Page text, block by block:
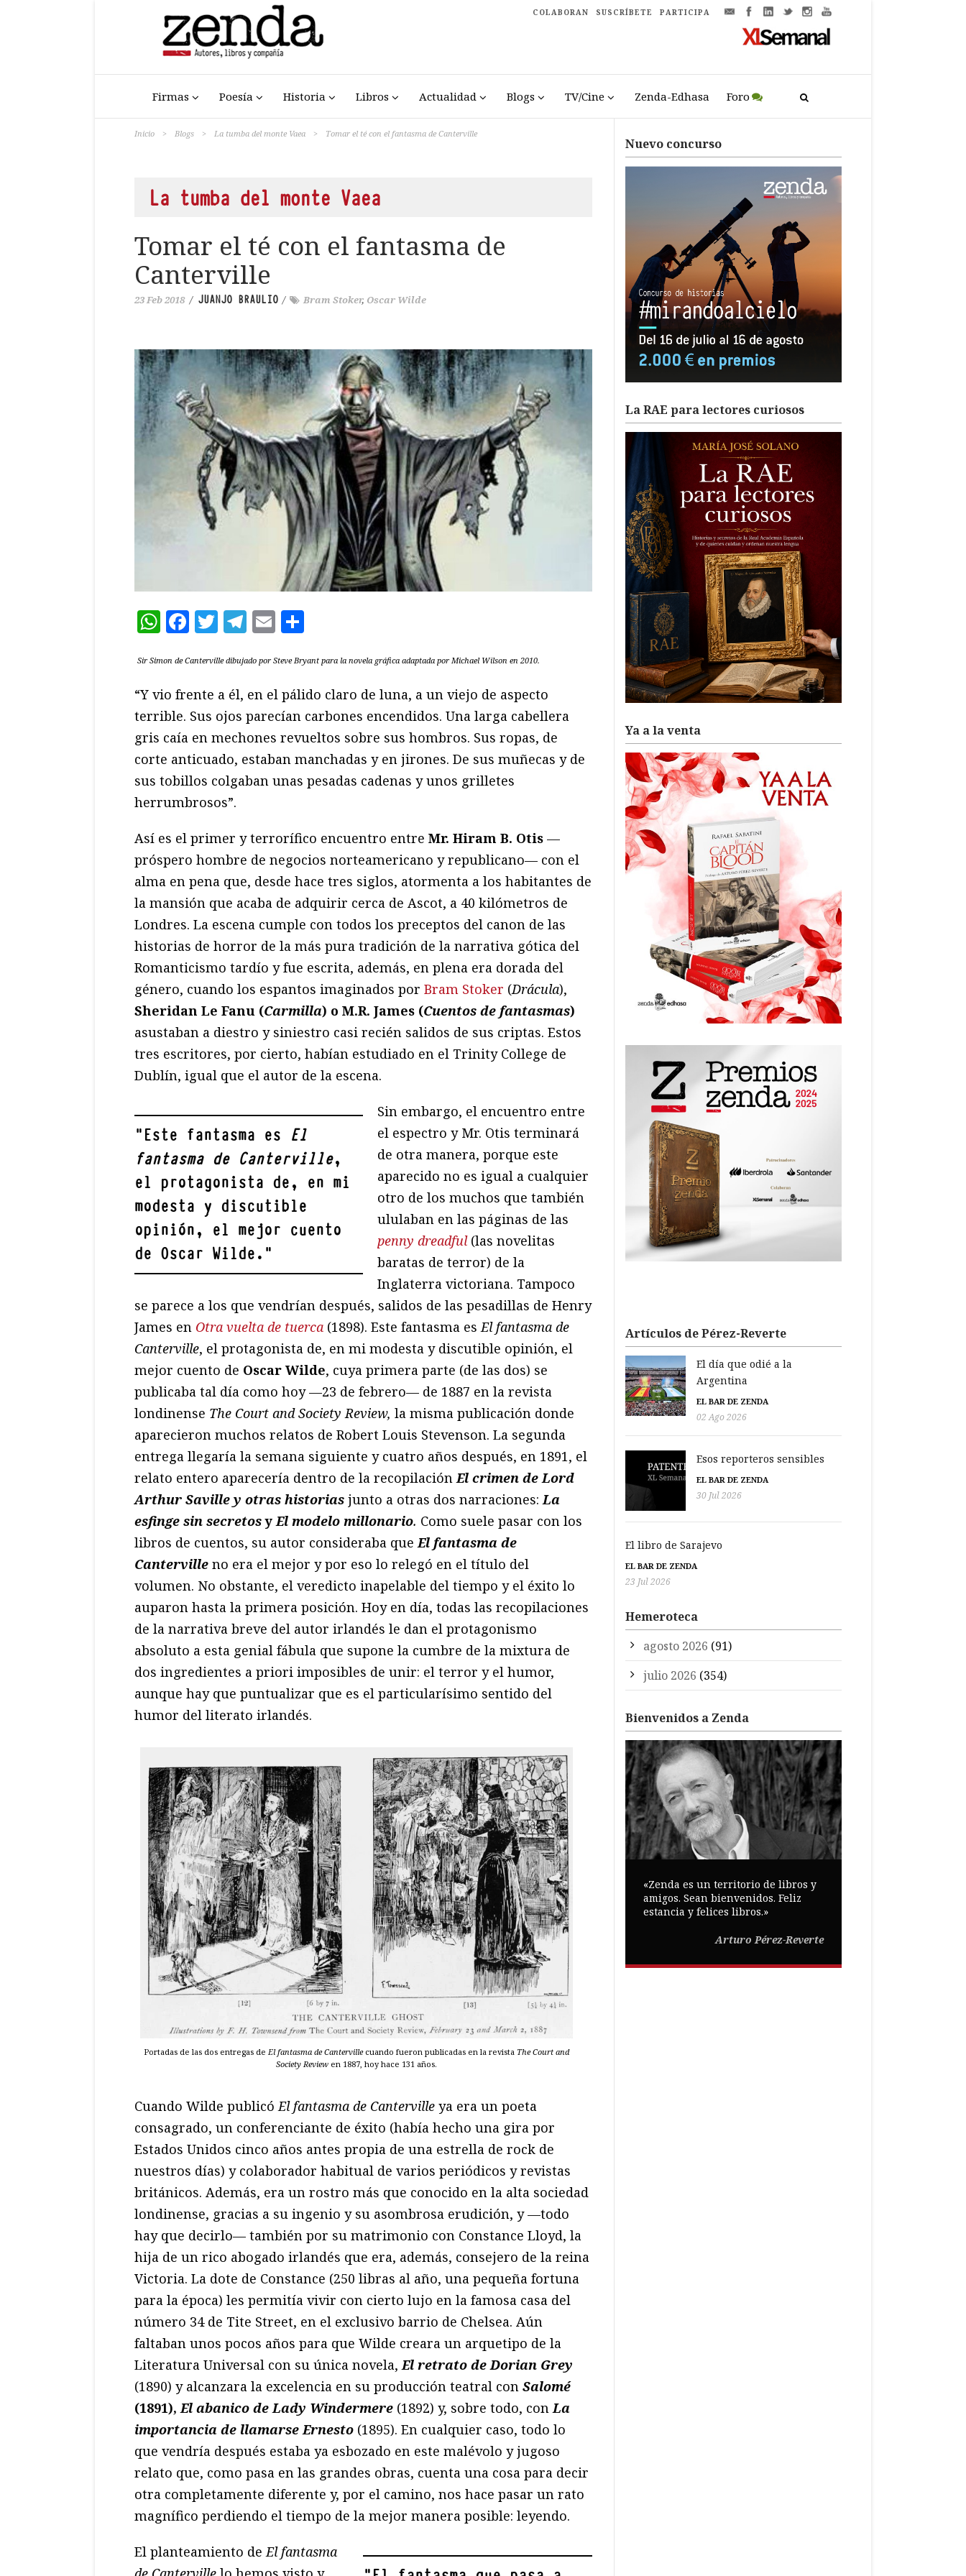
COLABORAN SUSCRÍBETE PARTICIPA
Firmas Poesía Historia Libros Actualidad Blogs TV/Cine Zenda-Edhasa Foro
Inicio > Blogs > La tumba del monte Vaea > Tomar el té con el fantasma de Canterville
La tumba del monte Vaea
Tomar el té con el fantasma de
Canterville
23 Feb 2018 / JUANJO BRAULIO / Bram Stoker, Oscar Wilde
WhatsApp
Facebook
Twitter
Telegram
Email
Sir Simon de Canterville dibujado por Steve Bryant para la novela gráfica adaptada por Michael Wilson en 2010.
“Y vio frente a él, en el pálido claro de luna, a un viejo de aspecto
terrible. Sus ojos parecían carbones encendidos. Una larga cabellera
gris caía en mechones revueltos sobre sus hombros. Sus ropas, de
corte anticuado, estaban manchadas y en jirones. De sus muñecas y de
sus tobillos colgaban unas pesadas cadenas y unos grilletes
herrumbrosos”.
Así es el primer y terrorífico encuentro entre Mr. Hiram B. Otis —
próspero hombre de negocios norteamericano y republicano— con el
alma en pena que, desde hace tres siglos, atormenta a los habitantes de
la mansión que acaba de adquirir cerca de Ascot, a 40 kilómetros de
Londres. La escena cumple con todos los preceptos del canon de las
historias de horror de la más pura tradición de la narrativa gótica del
Romanticismo tardío y fue escrita, además, en plena era dorada del
género, cuando los espantos imaginados por Bram Stoker (Drácula),
Sheridan Le Fanu (Carmilla) o M.R. James (Cuentos de fantasmas)
asustaban a diestro y siniestro casi recién salidos de sus criptas. Estos
tres escritores, por cierto, habían estudiado en el Trinity College de
Dublín, igual que el autor de la escena.
"Este fantasma es El
fantasma de Canterville,
el protagonista de, en mi
modesta y discutible
opinión, el mejor cuento
de Oscar Wilde. "
Sin embargo, el encuentro entre
el espectro y Mr. Otis terminará
de otra manera, porque este
aparecido no es igual a cualquier
otro de los muchos que también
ululaban en las páginas de las
penny dreadful(las novelitas
baratas de terror) de la
Inglaterra victoriana. Tampoco
se parece a los que vendrían después, salidos de las pesadillas de Henry
James en Otra vuelta de tuerca (1898). Este fantasma es El fantasma de
Canterville, el protagonista de, en mi modesta y discutible opinión, el
mejor cuento de Oscar Wilde, cuya primera parte (de las dos) se
publicaba tal día como hoy —23 de febrero— de 1887 en la revista
londinense The Court and Society Review, la misma publicación donde
aparecieron muchos relatos de Robert Louis Stevenson. La segunda
entrega llegaría la semana siguiente y cuatro años después, en 1891, el
relato entero aparecería dentro de la recopilación El crimen de Lord
Arthur Saville y otras historias junto a otras dos narraciones: La
esfinge sin secretosy El modelo millonario. Como suele pasar con los
libros de cuentos, su autor consideraba que El fantasma de
Canterville no era el mejor y por eso lo relegó en el título del
volumen. No obstante, el veredicto inapelable del tiempo y el éxito lo
auparon hasta la primera posición. Hoy en día, todas las recopilaciones
de la narrativa breve del autor irlandés le dan el protagonismo
absoluto a esta genial fábula que supone la cumbre de la mixtura de
dos ingredientes a priori imposibles de unir: el terror y el humor,
aunque hay que puntualizar que es el particularísimo sentido del
humor del literato irlandés.
Portadas de las dos entregas de El fantasma de Cantervillecuando fueron publicadas en la revista The Court and
Society Reviewen 1887, hoy hace 131 años.
Cuando Wilde publicóEl fantasma de Canterville ya era un poeta
consagrado, un conferenciante de éxito (había hecho una gira por
Estados Unidos cinco años antes propia de una estrella de rock de
nuestros días) y colaborador habitual de varios periódicos y revistas
británicos. Además, era un rostro más que conocido en la alta sociedad
londinense, gracias a su ingenio y su asombrosa erudición, y —todo
hay que decirlo— también por su matrimonio con Constance Lloyd, la
hija de un rico abogado irlandés que era, además, consejero de la reina
Victoria. La dote de Constance (250 libras al año, una pequeña fortuna
para la época) les permitía vivir con cierto lujo en la famosa casa del
número 34 de Tite Street, en el exclusivo barrio de Chelsea. Aún
faltaban unos pocos años para que Wilde creara un arquetipo de la
Literatura Universal con su única novela,El retrato de Dorian Grey
(1890) y alcanzara la excelencia en su producción teatral con Salomé
(1891),El abanico de Lady Windermere (1892) y, sobre todo, conLa
importancia de llamarse Ernesto (1895). En cualquier caso, todo lo
que vendría después estaba ya esbozado en este malévolo y jugoso
relato que, como pasa en las grandes obras, cuenta una cosa para decir
otra completamente diferente y, por el camino, nos hace pasar un rato
magnífico perdiendo el tiempo de la mejor manera posible: leyendo.
El planteamiento deEl fantasma
Nuevo concurso
La RAE para lectores curiosos
Ya a la venta
Artículos de Pérez-Reverte
El día que odié a la
Argentina
EL BAR DE ZENDA
02 Ago 2026
Esos reporteros sensibles
EL BAR DE ZENDA
30 Jul 2026
El libro de Sarajevo
EL BAR DE ZENDA
23 Jul 2026
Hemeroteca
agosto 2026 (91)
julio 2026 (354)
Bienvenidos a Zenda
«Zenda es un territorio de libros y
amigos. Sean bienvenidos. Feliz
estancia y felices libros.»
Arturo Pérez-Reverte